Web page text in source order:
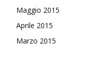
Maggio 2015
Aprile 2015
Marzo 2015